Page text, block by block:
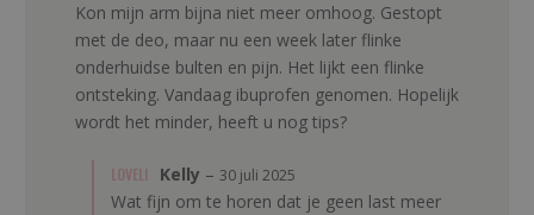
Kon mijn arm bijna niet meer omhoog. Gestopt
met de deo, maar nu een week later flinke
onderhuidse bulten en pijn. Het lijkt een flinke
ontsteking. Vandaag ibuprofen genomen. Hopelijk
wordt het minder, heeft u nog tips?
LOVELI Kelly – 30 juli 2025
Wat fijn om te horen dat je geen last meer